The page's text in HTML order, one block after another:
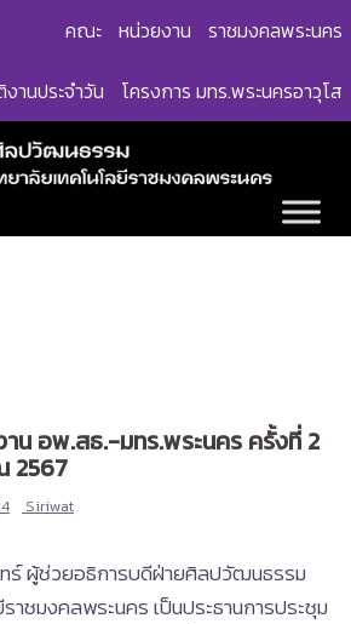
คณะ หน่วยงาน ราชมงคลพระนคร
านประจำวัน โครงการ มทร.พระนครอาวุโส
น อพ.สธ.-มทร.พระนคร ครั้งที่ 2
2567
Siriwat
ร์ ผู้ช่วยอธิการบดีฝ่ายศิลปวัฒนธรรม
าชมงคลพระนคร เป็นประธานการประชุม